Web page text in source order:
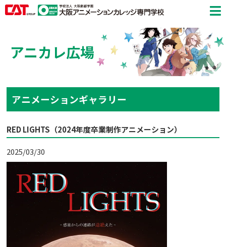
アニカレ広場
アニメーションギャラリー
RED LIGHTS（2024年度卒業制作アニメーション）
2025/03/30